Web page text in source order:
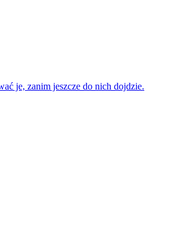
je, zanim jeszcze do nich dojdzie.